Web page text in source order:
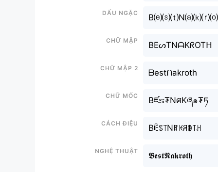
Dấu ngặc
Chữ mập
BEᔕTNᗩKᖇOTᕼ
Chữ mập 2
ᗷestᑎakroth
Chữ mốc
Bཛຮ₮NศKཞ๑₮ཏ
Cách điệu
Bꍟꌗ꓄Nꍏꀘꋪꂦ꓄ꃅ
Nghệ thuật
𝕭𝖊𝖘𝖙𝕹𝖆𝖐𝖗𝖔𝖙𝖍